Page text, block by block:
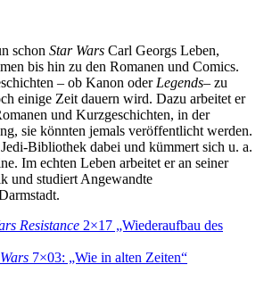
schon Star Wars Carl Georgs Leben,
bis hin zu den Romanen und Comics.
– ob Kanon oder Legends– zu
einige Zeit dauern wird. Dazu arbeitet er
und Kurzgeschichten, in der
sie könnten jemals veröffentlicht werden.
Bibliothek dabei und kümmert sich u. a.
Im echten Leben arbeitet er an seiner
und studiert Angewandte
Resistance 2×17 „Wiederaufbau des
7×03: „Wie in alten Zeiten“